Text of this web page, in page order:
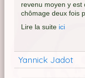
revenu moyen y est
chômage deux fois
Lire la suite ici
Yannick Jadot